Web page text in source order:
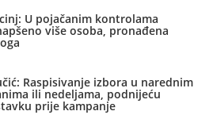
U pojačanim kontrolama
više osoba, pronađena
Raspisivanje izbora u narednim
ili nedeljama, podnijeću
prije kampanje